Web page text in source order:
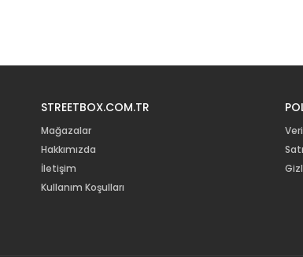
STREETBOX.COM.TR
Mağazalar
Hakkımızda
İletişim
Kullanım Koşulları